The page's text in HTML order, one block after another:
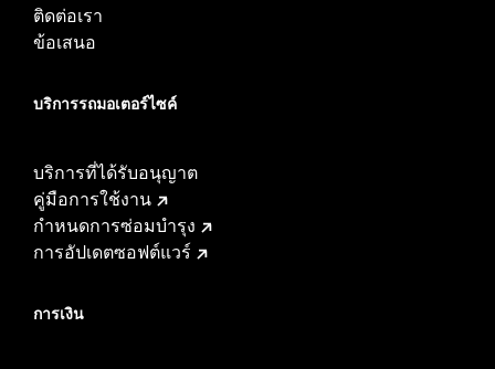
ติดต่อเรา
ข้อเสนอ
บริการรถมอเตอร์ไซค์​
บริการที่ได้รับอนุญาต
คู่มือการใช้งาน
กำหนดการซ่อมบำรุง
การอัปเดตซอฟต์แวร์
การเงิน